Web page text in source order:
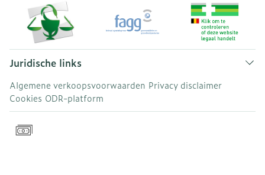
Juridische links
Algemene verkoopsvoorwaarden Privacy disclaimer
Cookies ODR-platform